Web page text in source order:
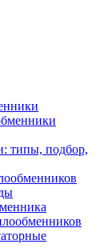
типы, подбор,